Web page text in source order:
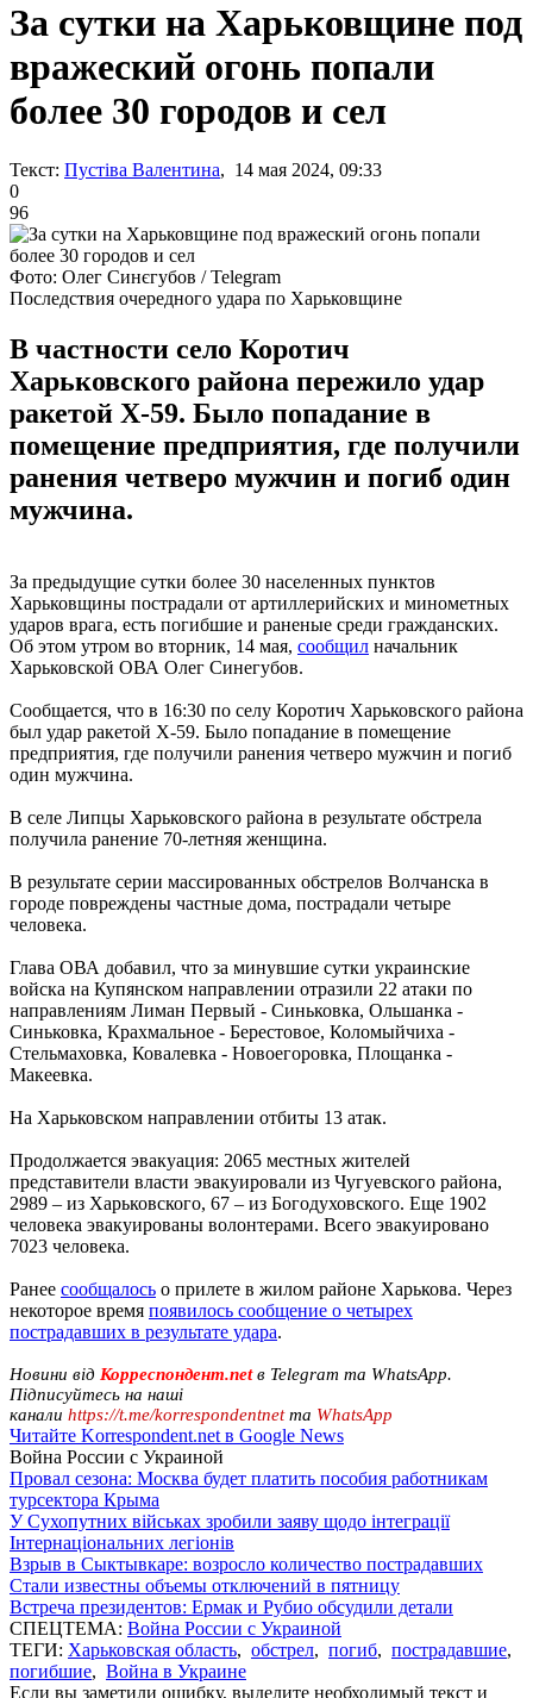
За сутки на Харьковщине под
вражеский огонь попали
более 30 городов и сел
Текст: Пустіва Валентина, 14 мая 2024, 09:33
0
96
Фото: Олег Синєгубов / Telegram
Последствия очередного удара по Харьковщине
В частности село Коротич
Харьковского района пережило удар
ракетой Х-59. Было попадание в
помещение предприятия, где получили
ранения четверо мужчин и погиб один
мужчина.
За предыдущие сутки более 30 населенных пунктов
Харьковщины пострадали от артиллерийских и минометных
ударов врага, есть погибшие и раненые среди гражданских.
Об этом утром во вторник, 14 мая, сообщил начальник
Харьковской ОВА Олег Синегубов.
Сообщается, что в 16:30 по селу Коротич Харьковского района
был удар ракетой Х-59. Было попадание в помещение
предприятия, где получили ранения четверо мужчин и погиб
один мужчина.
В селе Липцы Харьковского района в результате обстрела
получила ранение 70-летняя женщина.
В результате серии массированных обстрелов Волчанска в
городе повреждены частные дома, пострадали четыре
человека.
Глава ОВА добавил, что за минувшие сутки украинские
войска на Купянском направлении отразили 22 атаки по
направлениям Лиман Первый - Синьковка, Ольшанка -
Синьковка, Крахмальное - Берестовое, Коломыйчиха -
Стельмаховка, Ковалевка - Новоегоровка, Площанка -
Макеевка.
На Харьковском направлении отбиты 13 атак.
Продолжается эвакуация: 2065 местных жителей
представители власти эвакуировали из Чугуевского района,
2989 – из Харьковского, 67 – из Богодуховского. Еще 1902
человека эвакуированы волонтерами. Всего эвакуировано
7023 человека.
Ранее сообщалось о прилете в жилом районе Харькова. Через
некоторое время появилось сообщение о четырех
пострадавших в результате удара.
Новини від Корреспондент.netв Telegram та WhatsApp.
Підписуйтесь на наші
канали https://t.me/korrespondentnetта WhatsApp
Читайте Korrespondent.net в Google News
Война России с Украиной
Провал сезона: Москва будет платить пособия работникам
турсектора Крыма
У Сухопутних військах зробили заяву щодо інтеграції
Інтернаціональних легіонів
Взрыв в Сыктывкаре: возросло количество пострадавших
Стали известны объемы отключений в пятницу
Встреча президентов: Ермак и Рубио обсудили детали
СПЕЦТЕМА: Война России с Украиной
ТЕГИ: Харьковская область, обстрел, погиб, пострадавшие,
погибшие, Война в Украине
Если вы заметили ошибку, выделите необходимый текст и